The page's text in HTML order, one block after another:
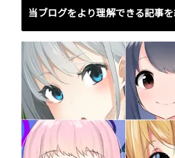
当ブログをより理解できる記事を